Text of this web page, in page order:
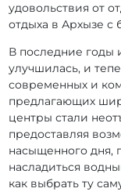
удовольствия от
отдыха в Архызе
В последние годы
улучшилась, и
современных и
предлагающих
центры стали
предоставляя
насыщенного дня,
насладиться
как выбрать ту